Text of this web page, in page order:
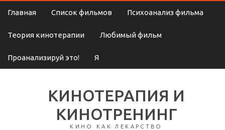
Главная Список фильмов Психоанализ фильма
Теория кинотерапии Любимый фильм
Проанализируй это! Я
КИНОТЕРАПИЯ И
КИНОТРЕНИНГ
КИНО КАК ЛЕКАРСТВО